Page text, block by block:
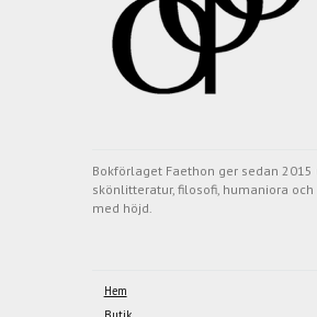
Bokförlaget Faethon ger sedan
skönlitteratur, filosofi, humaniora
med höjd.
Hem